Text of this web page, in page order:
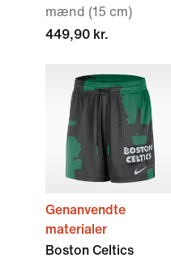
mænd (15 cm)
449,90 kr.
Genanvendte
materialer
Boston Celtics